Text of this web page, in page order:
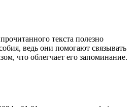
текста полезно
ведь они помогают связывать
что облегчает его запоминание.